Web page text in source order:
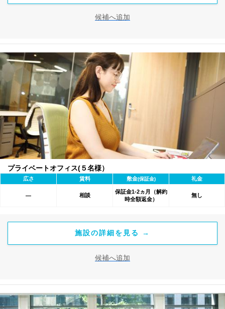
候補へ追加
プライベートオフィス(５名様）
広さ 賃料 敷金(保証金) 礼金
― 相談
保証金1-2ヵ月（解約
時全額返金）
無し
施設の詳細を見る →
候補へ追加